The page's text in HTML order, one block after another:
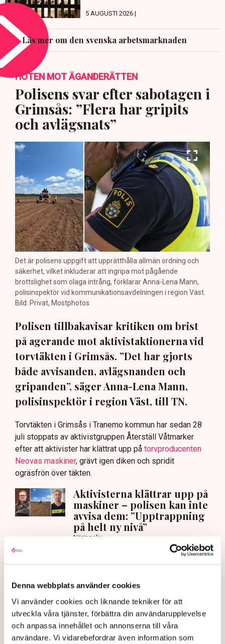
Denna webbplats använder cookies
Vi använder cookies och liknande tekniker för att
utveckla våra tjänster, förbättra din användarupplevelse
och anpassa innehållet och annonserna till våra
användare. Vi vidarebefordrar även information som
5 AUGUSTI 2026 |
Läs mer om den svenska arbetsmarknaden
HOTEN MOT ÄGANDERÄTTEN
Polisens svar efter sabotagen i
Grimsås: ”Flera har gripits
och avlägsnats”
Det är polisens uppgift att upprätthålla allmän ordning och
säkerhet, vilket inkluderar att ingripa mot pågående
brottslighet som olaga intrång, förklarar Anna-Lena Mann,
polisinspektör vid kommunikationsavdelningen i region Väst.
Bild: Privat, Mostphotos
Polisen tillbakavisar kritiken om brist
på agerande mot aktivistaktionerna vid
torvtäkten i Grimsås. ”Det har gjorts
både avvisanden, avlägsnanden och
gripanden”, säger Anna-Lena Mann,
polisinspektör i region Väst, till TN.
Torvtäkten i Grimsås i Tranemo kommun har sedan 28
juli stoppats av aktivistgruppen Återställ Våtmarker
efter att aktivister har klättrat upp på torvproducenten
Neovas maskiner, grävt igen diken och spridit
ogräsfrön över täkten.
Aktivisterna klättrar upp på
maskiner – polisen kan inte
avvisa dem: ”Upptrappning
på helt ny nivå”
Näringsliv
AI-sammanfattning
Torvtäkten i Grimsås har stoppats av aktivister
Polisen kritiseras för bristande agerande vid
aktionerna.
Polisinspektör Anna-Lena Mann förklarar polisens